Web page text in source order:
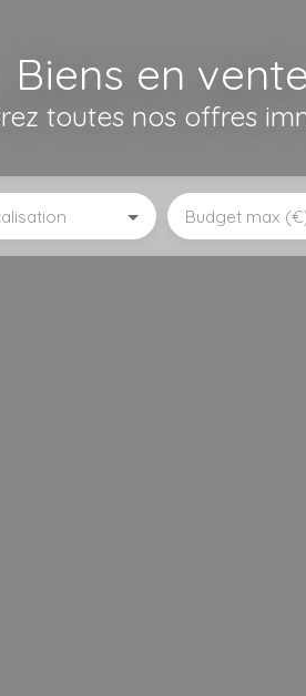
Biens en vente
toutes nos offres
Budget max